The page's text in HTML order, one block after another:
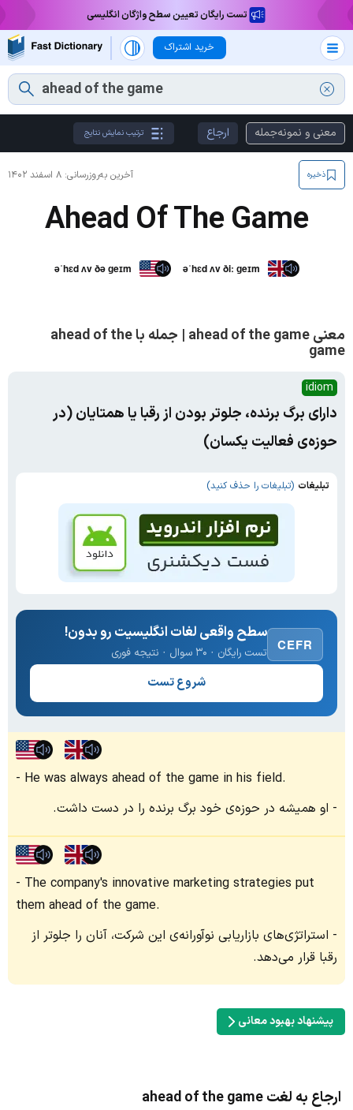
تست رایگان تعیین سطح واژگان انگلیسی
خرید اشتراک
معنی و نمونه‌جمله ارجاع ترتیب نمایش نتایج
آخرین به‌روزرسانی: ۸ اسفند ۱۴۰۲ ذخیره
Ahead Of The Game
əˈhɛd ʌv ðə ɡeɪm əˈhɛd ʌv ðiː ɡeɪm
معنی ahead of the game | جمله با ahead of the
game
idiom
دارای برگ برنده، جلوتر بودن از رقبا یا همتایان (در
حوزه‌ی فعالیت یکسان)
تبلیغات (تبلیغات را حذف کنید)
CEFR
سطح واقعی لغات انگلیسیت رو بدون!
تست رایگان · ۳۰ سوال · نتیجه فوری
شروع تست
He was always ahead of the game in his field.
او همیشه در حوزه‌ی خود برگ برنده را در دست داشت.
The company's innovative marketing strategies put
them ahead of the game.
استراتژی‌های بازاریابی نوآورانه‌ی این شرکت، آنان را جلوتر از
رقبا قرار می‌دهد.
پیشنهاد بهبود معانی
ارجاع به لغت ahead of the game